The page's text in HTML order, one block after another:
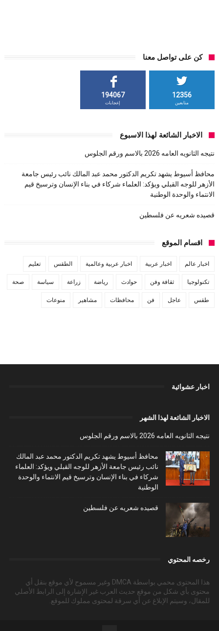
كن على تواصل معنا
12356
متابعين
194067
إعجابات
الاخبار الشائعة لهذا الاسبوع
نتيجه الثانويه العامه 2026 بالاسم ورقم الجلوس
محافظ أسيوط يشهد تكريم الدكتور محمد عبد المالك نائب رئيس جامعة
الأزهر للوجه القبلي ويؤكد: العلماء شركاء في بناء الإنسان وترسيخ قيم
الانتماء والوحدة الوطنية
قصيده شعريه عن فلسطين
اقسام الموقع
اخبار عالم اخبار عربية اخبار عربية وعالمية الطقس تعليم
تكنولوجيا ثقافة وفن حوادث رياضة زراعة سياسة صحة
طقس عاجل فن محافظات مشاهير منوعات
اخبار عشوائية
الاخبار الشائعة لهذا الشهر
نتيجه الثانويه العامه 2026 بالاسم ورقم الجلوس
محافظ أسيوط يشهد تكريم الدكتور محمد عبد المالك
نائب رئيس جامعة الأزهر للوجه القبلي ويؤكد: العلماء
شركاء في بناء الإنسان وترسيخ قيم الانتماء والوحدة
الوطنية
قصيده شعريه عن فلسطين
رخصه المحتوي
هذا المحتوى محمي بواسطة DMCA وغير مسموح لأي موقع بنقل أي
محتوى بأي شكل من موقع حديث العرب غير الإشارة إلى الرابط الأصلي
للمقال، وسيتم الإبلاغ عن أي سرقة لمحتوى مملوك للموقع.